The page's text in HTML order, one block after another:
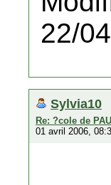
22/
Sylvia10
Re: ?cole de
01 avril 2006,